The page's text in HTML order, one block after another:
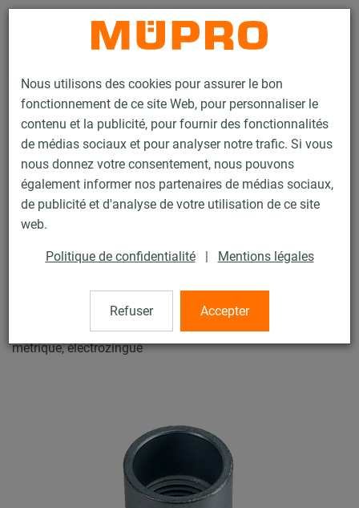
Nous utilisons des cookies pour assurer le bon
fonctionnement de ce site Web, pour personnaliser le
contenu et la publicité, pour fournir des fonctionnalités
de médias sociaux et pour analyser notre trafic. Si vous
nous donnez votre consentement, nous pouvons
également informer nos partenaires de médias sociaux,
de publicité et d'analyse de votre utilisation de ce site
web.
Politique de confidentialité | Mentions légales
Refuser Accepter
Contact
Produits Technique de fixation
Accessoires de montage
Manchon d’adaptation
Manchon d’adaptation
élément de liaison entre un tube fileté et un filetage pas
métrique, électrozingué